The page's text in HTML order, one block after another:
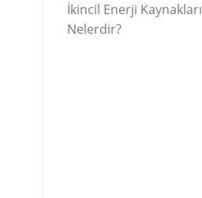
İkincil Enerji Kaynakları
Nelerdir?